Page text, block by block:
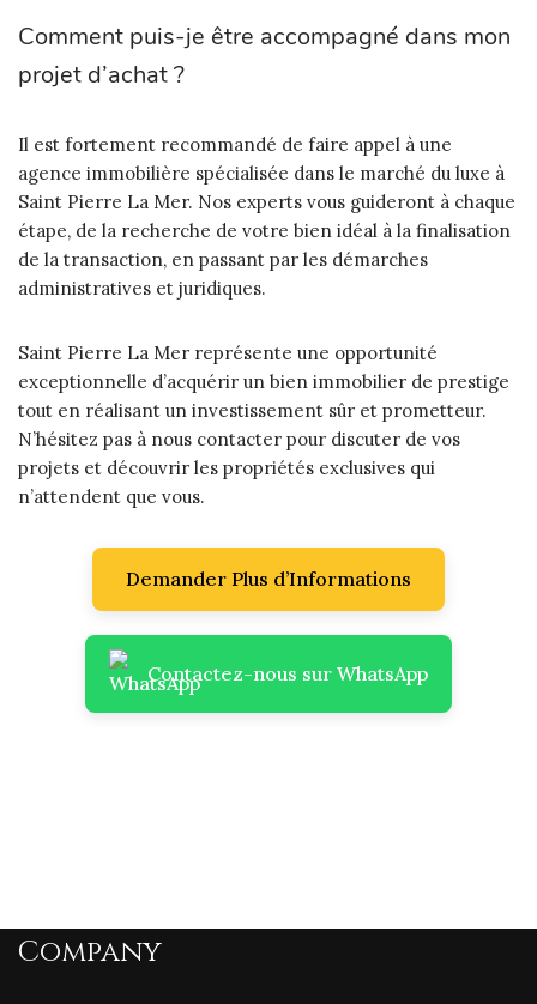
Comment puis-je être accompagné dans mon
projet d’achat ?
Il est fortement recommandé de faire appel à une
agence immobilière spécialisée dans le marché du luxe à
Saint Pierre La Mer. Nos experts vous guideront à chaque
étape, de la recherche de votre bien idéal à la finalisation
de la transaction, en passant par les démarches
administratives et juridiques.
Saint Pierre La Mer représente une opportunité
exceptionnelle d’acquérir un bien immobilier de prestige
tout en réalisant un investissement sûr et prometteur.
N’hésitez pas à nous contacter pour discuter de vos
projets et découvrir les propriétés exclusives qui
n’attendent que vous.
Demander Plus d’Informations
Contactez-nous sur WhatsApp
Company